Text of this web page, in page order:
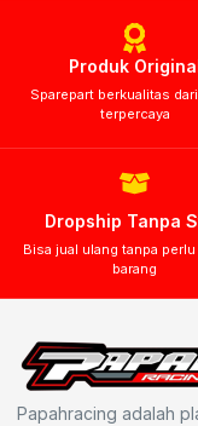
Produk
Sparepart berkualitas
terpercaya
Dropship Tanpa
Bisa jual ulang tanpa perlu
barang
Papahracing adalah